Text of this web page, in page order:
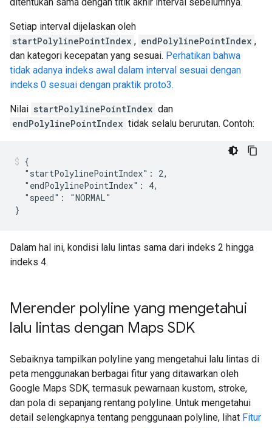
Setiap interval dijelaskan oleh
startPolylinePointIndex , endPolylinePointIndex ,
dan kategori kecepatan yang sesuai. Perhatikan bahwa
tidak adanya indeks awal dalam interval sesuai dengan
indeks 0 sesuai dengan praktik proto3.
Nilai startPolylinePointIndex dan
endPolylinePointIndex tidak selalu berurutan. Contoh:
{
  "startPolylinePointIndex": 2,
  "endPolylinePointIndex": 4,
  "speed": "NORMAL"
Dalam hal ini, kondisi lalu lintas sama dari indeks 2 hingga
indeks 4.
Merender polyline yang mengetahui
lalu lintas dengan Maps SDK
Sebaiknya tampilkan polyline yang mengetahui lalu lintas di
peta menggunakan berbagai fitur yang ditawarkan oleh
Google Maps SDK, termasuk pewarnaan kustom, stroke,
dan pola di sepanjang rentang polyline. Untuk mengetahui
detail selengkapnya tentang penggunaan polyline, lihat Fitur